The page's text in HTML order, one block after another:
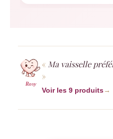
Rosy
Ma vaisselle
Voir les 9 produits →